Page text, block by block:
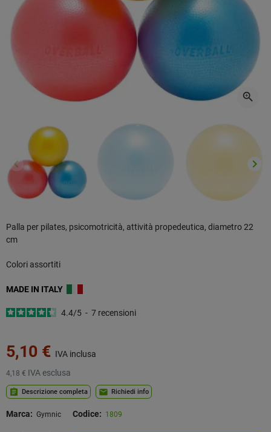
zoom_in
Precedente
keyboard_arrow_left keyboard_arrow_right
Palla per pilates, psicomotricità, attività propedeutica, diametro 22
cm
Colori assortiti
MADE IN ITALY
4.4/5 - 7 recensioni
5,10 € IVA inclusa
4,18 € IVA esclusa
assignment Descrizione completa mail Richiedi info
Marca: Gymnic Codice: 1809